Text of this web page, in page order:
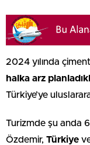
2024 yılında
halka arz
Türkiye’ye
Turizmde şu anda
Özdemir, Türkiye